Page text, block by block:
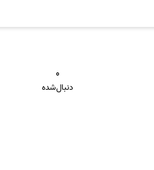
۰
دنبال‌شده